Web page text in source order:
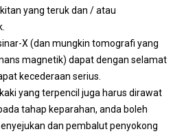
yang teruk dan / atau
X (dan mungkin tomografi yang
magnetik) dapat dengan selamat
kecederaan serius.
yang terpencil juga harus dirawat
tahap keparahan, anda boleh
dan pembalut penyokong